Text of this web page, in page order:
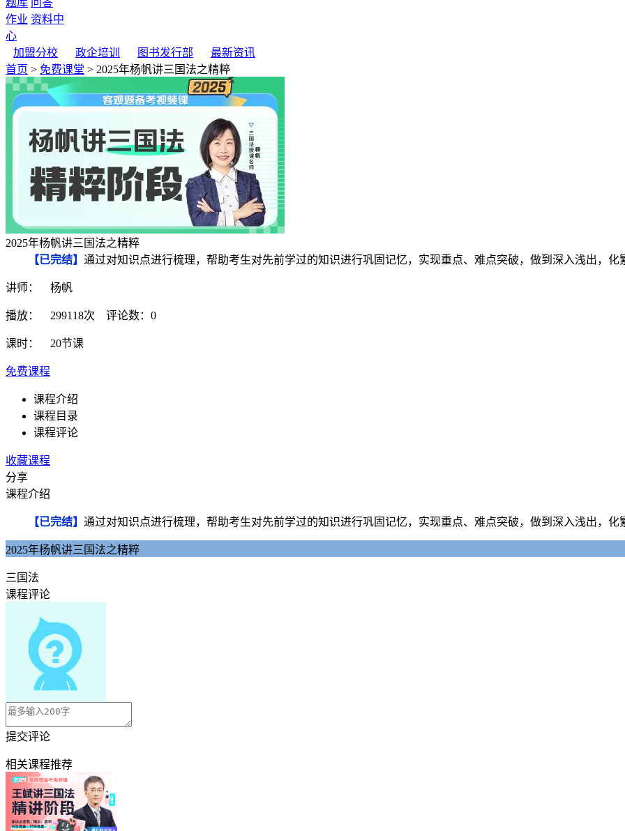
题库 问答
作业 资料中
心
加盟分校
政企培训 图书发行部
最新资讯
首页 > 免费课堂 > 2025年杨帆讲三国法之精粹
2025年杨帆讲三国法之精粹
【已完结】 通过对知识点进行梳理，帮助考生对先前学过的知识进行巩固记忆，实现重点、难点突破，做到深入浅出，化
讲师： 杨帆
播放： 299118次 评论数：0
课时： 20节课
免费课程
课程介绍
课程目录
课程评论
收藏课程
分享
课程介绍
【已完结】 通过对知识点进行梳理，帮助考生对先前学过的知识进行巩固记忆，实现重点、难点突破，做到深入浅出，化
2025年杨帆讲三国法之精粹
三国法
课程评论
提交评论
相关课程推荐